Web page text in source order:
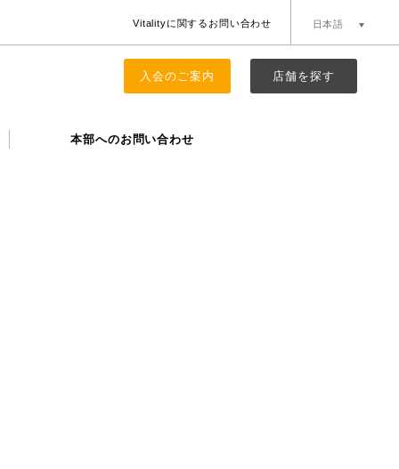
Vitalityに関するお問い合わせ
日本語
簡体中文
入会のご案内 店舗を探す
本部へのお問い合わせ